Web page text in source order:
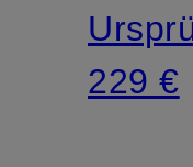
229 €